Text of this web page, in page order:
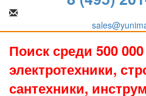
Поиск среди 500
электротехники,
сантехники,